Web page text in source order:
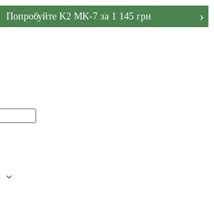
Попробуйте K2 MK-7 за 1 145 грн ›